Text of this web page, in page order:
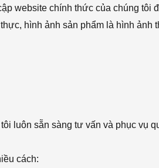
website chính thức của chúng tôi
hình ảnh sản phẩm là hình ảnh
luôn sẵn sàng tư vấn và phục vụ
cách: